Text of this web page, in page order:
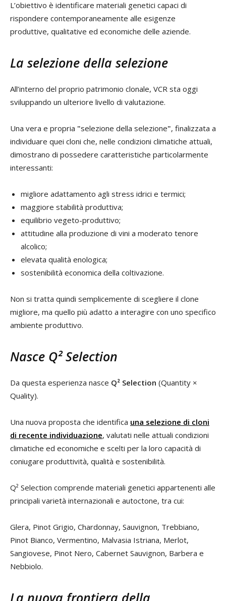
L’obiettivo è identificare materiali genetici capaci di
rispondere contemporaneamente alle esigenze
produttive, qualitative ed economiche delle aziende.
La selezione della selezione
All’interno del proprio patrimonio clonale, VCR sta oggi
sviluppando un ulteriore livello di valutazione.
Una vera e propria "selezione della selezione", finalizzata a
individuare quei cloni che, nelle condizioni climatiche attuali,
dimostrano di possedere caratteristiche particolarmente
interessanti:
migliore adattamento agli stress idrici e termici;
maggiore stabilità produttiva;
equilibrio vegeto-produttivo;
attitudine alla produzione di vini a moderato tenore
alcolico;
elevata qualità enologica;
sostenibilità economica della coltivazione.
Non si tratta quindi semplicemente di scegliere il clone
migliore, ma quello più adatto a interagire con uno specifico
ambiente produttivo.
Nasce Q² Selection
Da questa esperienza nasce Q² Selection (Quantity ×
Quality).
Una nuova proposta che identifica una selezione di cloni
di recente individuazione, valutati nelle attuali condizioni
climatiche ed economiche e scelti per la loro capacità di
coniugare produttività, qualità e sostenibilità.
Q² Selection comprende materiali genetici appartenenti alle
principali varietà internazionali e autoctone, tra cui:
Glera, Pinot Grigio, Chardonnay, Sauvignon, Trebbiano,
Pinot Bianco, Vermentino, Malvasia Istriana, Merlot,
Sangiovese, Pinot Nero, Cabernet Sauvignon, Barbera e
Nebbiolo.
La nuova frontiera della